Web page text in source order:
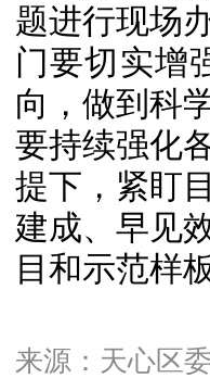
题进行现场
门要切实增
向，做到科
要持续强化
提下，紧盯
建成、早见
目和示范样板
来源：天心区